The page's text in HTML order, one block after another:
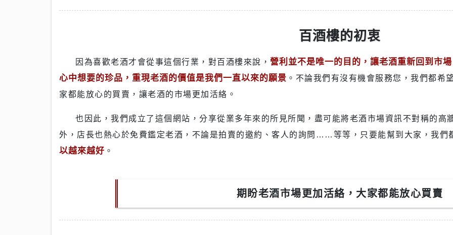
百酒樓的初衷
因為喜歡老酒才會從事這個行業，對百酒樓來說， 營利並不是唯一的目的，讓老酒重新回到市
心中想要的珍品，重現老酒的價值是我們一直以來的願景 。不論我們有沒有機會服務您，我們都希
家都能放心的買賣，讓老酒的市場更加活絡。
也因此，我們成立了這個網站，分享從業多年來的所見所聞，盡可能將老酒市場資訊不對稱的高牆推倒，改善老酒次級市場的環境。除此之
外，店長也熱心於免費鑑定老酒，不論是拍賣的邀約、客人的詢問……等等，只要能幫到大家，我們
以越來越好 。
期盼老酒市場更加活絡，大家都能放心買賣